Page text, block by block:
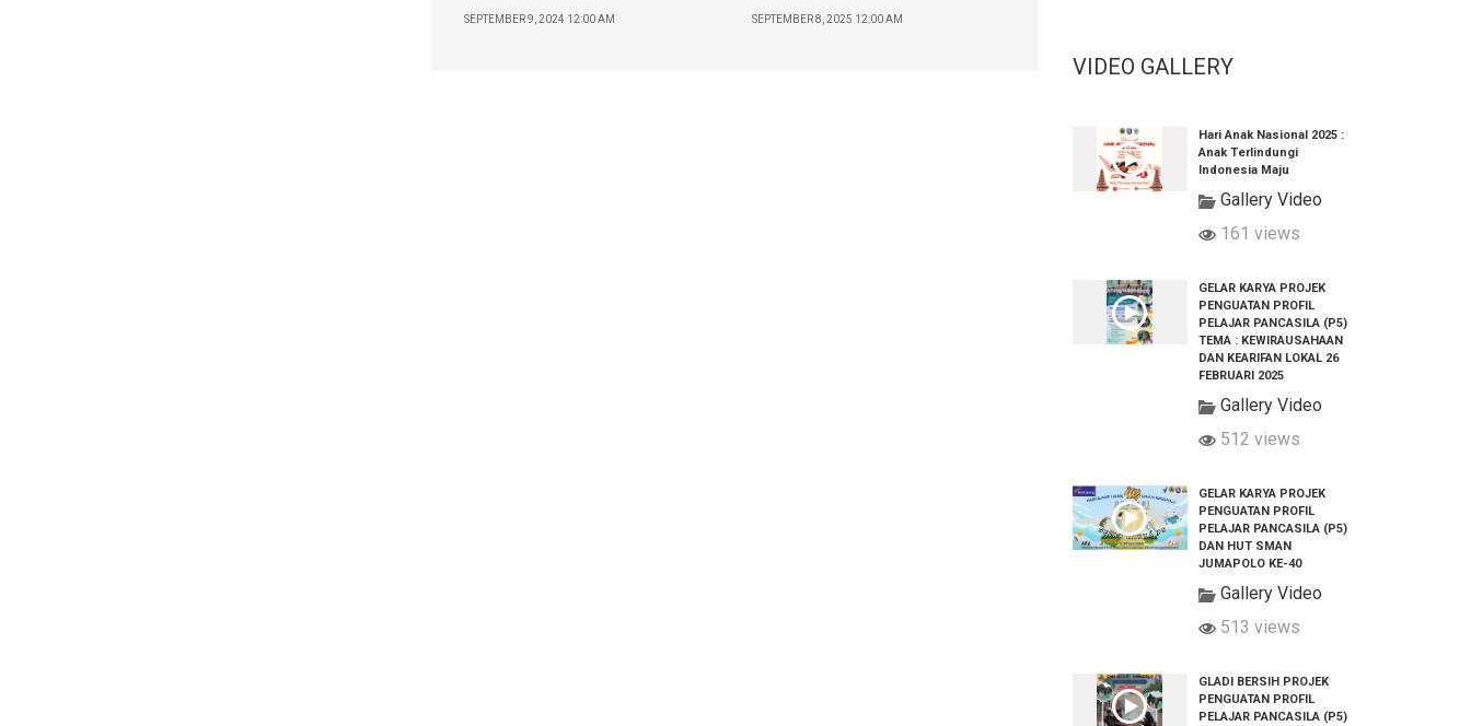
SEPTEMBER 9, 2024 12:00 AM SEPTEMBER 8, 2025 12:00 AM
VIDEO GALLERY
Hari Anak Nasional 2025 :
Anak Terlindungi
Indonesia Maju
Gallery Video
161 views
GELAR KARYA PROJEK
PENGUATAN PROFIL
PELAJAR PANCASILA (P5)
TEMA : KEWIRAUSAHAAN
DAN KEARIFAN LOKAL 26
FEBRUARI 2025
Gallery Video
512 views
GELAR KARYA PROJEK
PENGUATAN PROFIL
PELAJAR PANCASILA (P5)
DAN HUT SMAN
JUMAPOLO KE-40
Gallery Video
513 views
GLADI BERSIH PROJEK
PENGUATAN PROFIL
PELAJAR PANCASILA (P5)